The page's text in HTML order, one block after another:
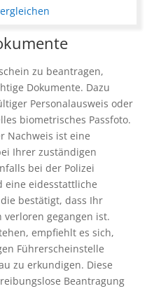
zu beantragen,
Dokumente. Dazu
Personalausweis oder
biometrisches Passfoto.
Nachweis ist eine
Ihrer zuständigen
bei der Polizei
eine eidesstattliche
bestätigt, dass Ihr
gegangen ist.
empfiehlt es sich,
Führerscheinstelle
zu erkundigen. Diese
Beantragung